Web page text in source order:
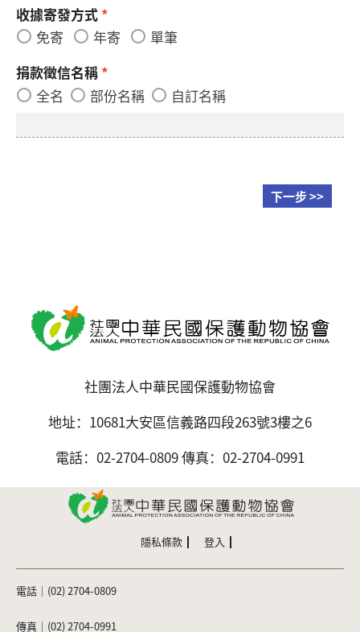
收據寄發方式 *
免寄
年寄
單筆
捐款徵信名稱 *
全名
部份名稱 自訂名稱
社團法人中華民國保護動物協會
地址：10681大安區信義路四段263號3樓之6
電話：02-2704-0809 傳真：02-2704-0991
隱私條款 登入
電話｜(02) 2704-0809
傳真｜(02) 2704-0991